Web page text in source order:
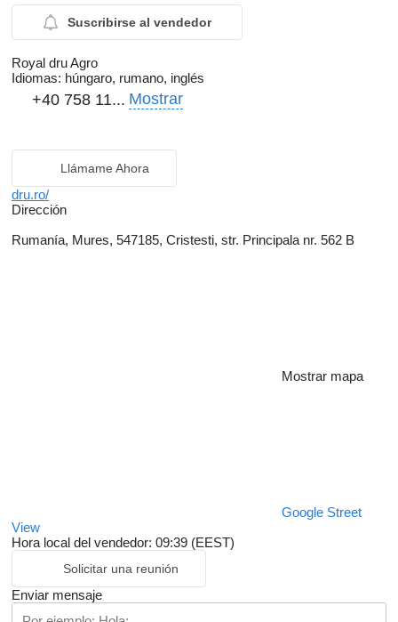
Suscribirse al vendedor
Royal dru Agro
Idiomas: húngaro, rumano, inglés
+40 758 11... Mostrar
Llámame Ahora
dru.ro/
Dirección
Rumanía, Mures, 547185, Cristesti, str. Principala nr. 562 B
Mostrar mapa
Google Street
View
Hora local del vendedor: 09:39 (EEST)
Solicitar una reunión
Enviar mensaje